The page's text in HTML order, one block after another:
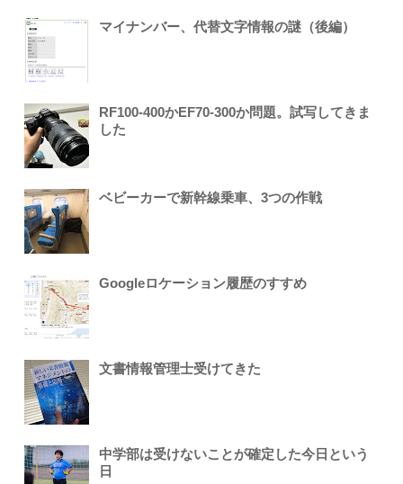
マイナンバー、代替文字情報の謎（後編）
RF100-400かEF70-300か問題。試写してきま
した
ベビーカーで新幹線乗車、3つの作戦
Googleロケーション履歴のすすめ
文書情報管理士受けてきた
中学部は受けないことが確定した今日という
日